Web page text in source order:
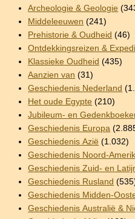
Archeologie & Geologie
Middeleeuwen (241)
Prehistorie & Oudheid (46)
Ontdekkingsreizen &
Klassieke Oudheid (435)
Aanzien van (31)
Geschiedenis Nederland
Het oude Egypte (210)
Jubileum- en
Geschiedenis Europa
Geschiedenis Azië (1.032)
Geschiedenis Noord-
Geschiedenis Zuid- en
Geschiedenis Rusland
Geschiedenis Midden-
Geschiedenis Australië &